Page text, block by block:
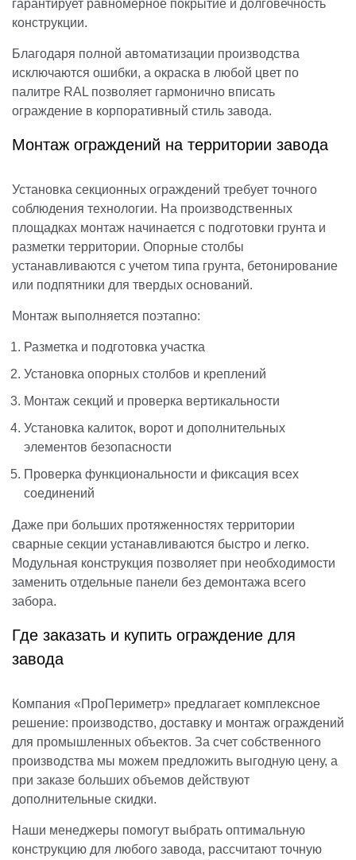
гарантирует равномерное покрытие и долговечность
конструкции.
Благодаря полной автоматизации производства
исключаются ошибки, а окраска в любой цвет по
палитре RAL позволяет гармонично вписать
ограждение в корпоративный стиль завода.
Монтаж ограждений на территории завода
Установка секционных ограждений требует точного
соблюдения технологии. На производственных
площадках монтаж начинается с подготовки грунта и
разметки территории. Опорные столбы
устанавливаются с учетом типа грунта, бетонирование
или подпятники для твердых оснований.
Монтаж выполняется поэтапно:
Разметка и подготовка участка
Установка опорных столбов и креплений
Монтаж секций и проверка вертикальности
Установка калиток, ворот и дополнительных
элементов безопасности
Проверка функциональности и фиксация всех
соединений
Даже при больших протяженностях территории
сварные секции устанавливаются быстро и легко.
Модульная конструкция позволяет при необходимости
заменить отдельные панели без демонтажа всего
забора.
Где заказать и купить ограждение для
завода
Компания «ПроПериметр» предлагает комплексное
решение: производство, доставку и монтаж ограждений
для промышленных объектов. За счет собственного
производства мы можем предложить выгодную цену, а
при заказе больших объемов действуют
дополнительные скидки.
Наши менеджеры помогут выбрать оптимальную
конструкцию для любого завода, рассчитают точную